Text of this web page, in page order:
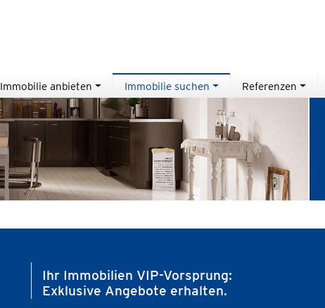
Immobilie anbieten Immobilie suchen Referenzen
Ihr Immobilien VIP-Vorsprung:
Exklusive Angebote erhalten.